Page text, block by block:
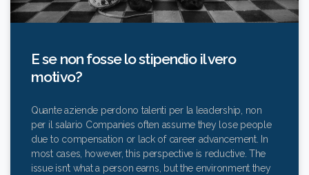
E se non fosse lo stipendio il vero
motivo?
Quante aziende perdono talenti per la leadership, non
per il salario Companies often assume they lose people
due to compensation or lack of career advancement. In
most cases, however, this perspective is reductive. The
issue isn’t what a person earns, but the environment they